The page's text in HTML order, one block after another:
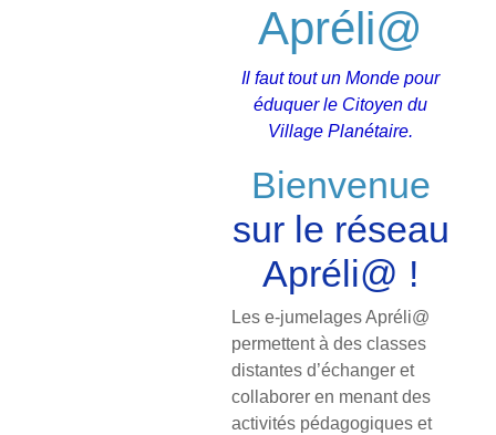
Apréli@
Il faut tout un Monde pour
éduquer le Citoyen du
Village Planétaire.
Bienvenue
sur le réseau
Apréli@ !
Les e-jumelages Apréli@
permettent à des classes
distantes d’échanger et
collaborer en menant des
activités pédagogiques et